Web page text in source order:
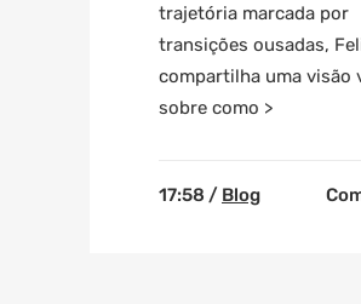
trajetória marcada por
transições ousadas,
compartilha uma visão
sobre como >
17:58 / Blog